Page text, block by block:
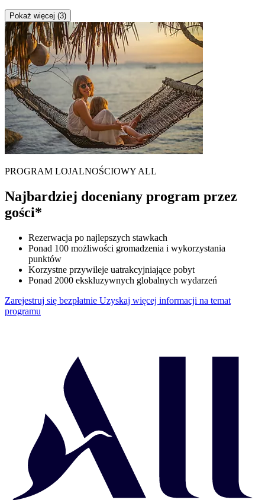
Pokaż więcej (3)
PROGRAM LOJALNOŚCIOWY ALL
Najbardziej doceniany program przez
gości*
Rezerwacja po najlepszych stawkach
Ponad 100 możliwości gromadzenia i wykorzystania
punktów
Korzystne przywileje uatrakcyjniające pobyt
Ponad 2000 ekskluzywnych globalnych wydarzeń
Zarejestruj się bezpłatnie Uzyskaj więcej informacji na temat
programu